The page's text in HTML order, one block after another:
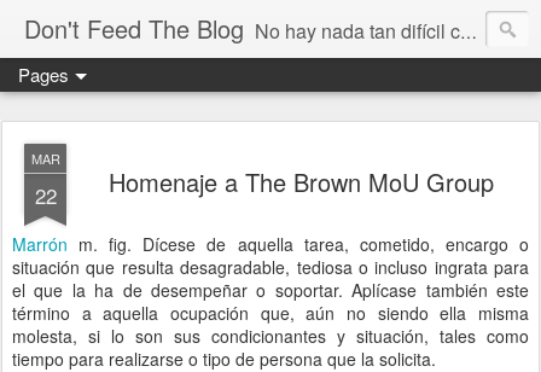
Don't Feed The Blog No hay nada tan difícil como no engañarse
Pages
MAR
22 Homenaje a The Brown MoU Group
Marrón m. fig. Dícese de aquella tarea, cometido, encargo o
situación que resulta desagradable, tediosa o incluso ingrata para
el que la ha de desempeñar o soportar. Aplícase también este
término a aquella ocupación que, aún no siendo ella misma
molesta, si lo son sus condicionantes y situación, tales como
tiempo para realizarse o tipo de persona que la solicita.